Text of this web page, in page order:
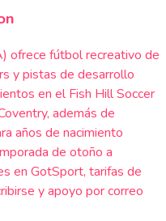
ofrece fútbol recreativo de
y pistas de desarrollo
en el Fish Hill Soccer
además de
años de nacimiento
de otoño a
en GotSport, tarifas de
y apoyo por correo